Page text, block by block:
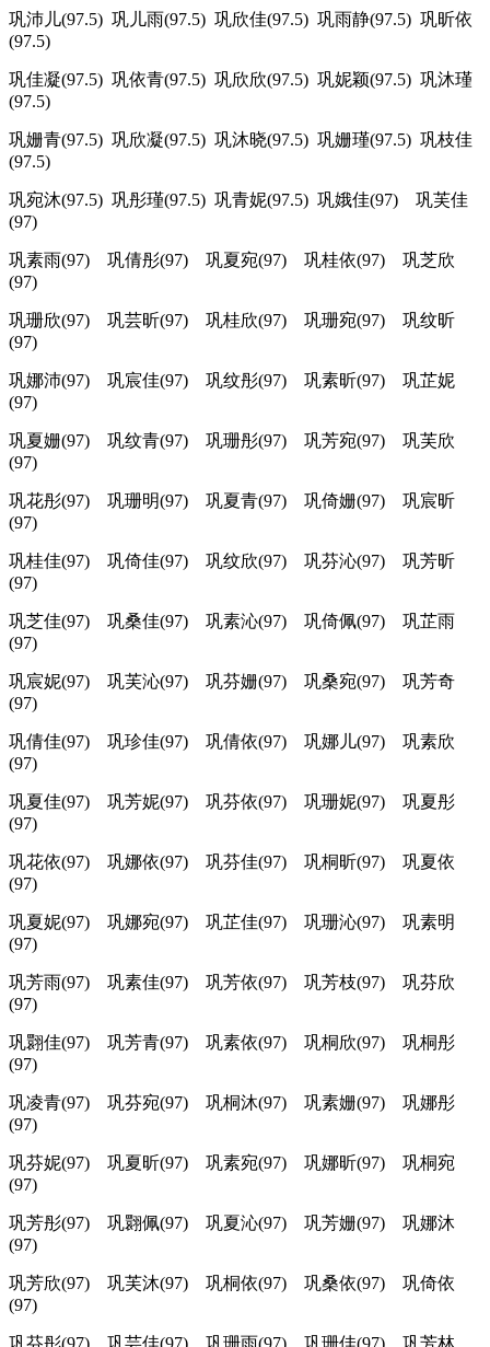
巩沛儿(97.5) 巩儿雨(97.5) 巩欣佳(97.5) 巩雨静(97.5) 巩昕依
(97.5)
巩佳凝(97.5) 巩依青(97.5) 巩欣欣(97.5) 巩妮颖(97.5) 巩沐瑾
(97.5)
巩姗青(97.5) 巩欣凝(97.5) 巩沐晓(97.5) 巩姗瑾(97.5) 巩枝佳
(97.5)
巩宛沐(97.5) 巩彤瑾(97.5) 巩青妮(97.5) 巩娥佳(97) 巩芙佳
(97)
巩素雨(97) 巩倩彤(97) 巩夏宛(97) 巩桂依(97) 巩芝欣
(97)
巩珊欣(97) 巩芸昕(97) 巩桂欣(97) 巩珊宛(97) 巩纹昕
(97)
巩娜沛(97) 巩宸佳(97) 巩纹彤(97) 巩素昕(97) 巩芷妮
(97)
巩夏姗(97) 巩纹青(97) 巩珊彤(97) 巩芳宛(97) 巩芙欣
(97)
巩花彤(97) 巩珊明(97) 巩夏青(97) 巩倚姗(97) 巩宸昕
(97)
巩桂佳(97) 巩倚佳(97) 巩纹欣(97) 巩芬沁(97) 巩芳昕
(97)
巩芝佳(97) 巩桑佳(97) 巩素沁(97) 巩倚佩(97) 巩芷雨
(97)
巩宸妮(97) 巩芙沁(97) 巩芬姗(97) 巩桑宛(97) 巩芳奇
(97)
巩倩佳(97) 巩珍佳(97) 巩倩依(97) 巩娜儿(97) 巩素欣
(97)
巩夏佳(97) 巩芳妮(97) 巩芬依(97) 巩珊妮(97) 巩夏彤
(97)
巩花依(97) 巩娜依(97) 巩芬佳(97) 巩桐昕(97) 巩夏依
(97)
巩夏妮(97) 巩娜宛(97) 巩芷佳(97) 巩珊沁(97) 巩素明
(97)
巩芳雨(97) 巩素佳(97) 巩芳依(97) 巩芳枝(97) 巩芬欣
(97)
巩翾佳(97) 巩芳青(97) 巩素依(97) 巩桐欣(97) 巩桐彤
(97)
巩凌青(97) 巩芬宛(97) 巩桐沐(97) 巩素姗(97) 巩娜彤
(97)
巩芬妮(97) 巩夏昕(97) 巩素宛(97) 巩娜昕(97) 巩桐宛
(97)
巩芳彤(97) 巩翾佩(97) 巩夏沁(97) 巩芳姗(97) 巩娜沐
(97)
巩芳欣(97) 巩芙沐(97) 巩桐依(97) 巩桑依(97) 巩倚依
(97)